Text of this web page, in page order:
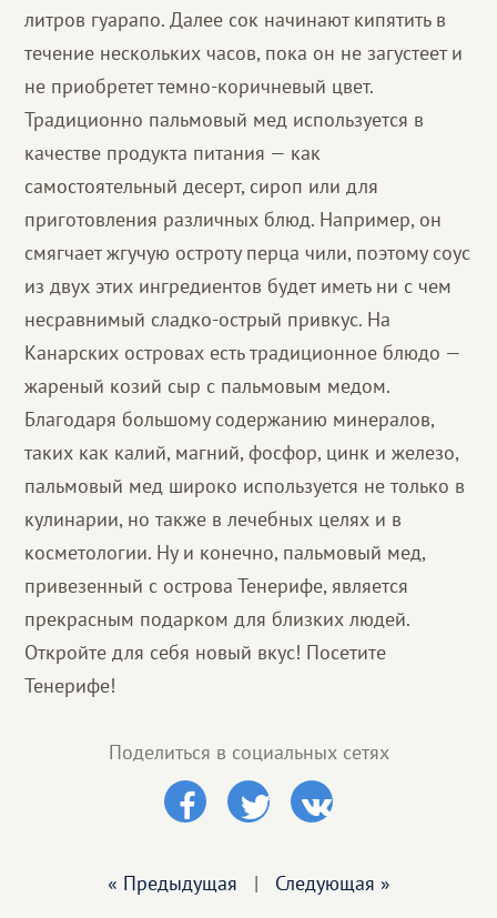
литров гуарапо. Далее сок начинают кипятить в
течение нескольких часов, пока он не загустеет и
не приобретет темно-коричневый цвет.
Традиционно пальмовый мед используется в
качестве продукта питания — как
самостоятельный десерт, сироп или для
приготовления различных блюд. Например, он
смягчает жгучую остроту перца чили, поэтому соус
из двух этих ингредиентов будет иметь ни с чем
несравнимый сладко-острый привкус. На
Канарских островах есть традиционное блюдо —
жареный козий сыр с пальмовым медом.
Благодаря большому содержанию минералов,
таких как калий, магний, фосфор, цинк и железо,
пальмовый мед широко используется не только в
кулинарии, но также в лечебных целях и в
косметологии. Ну и конечно, пальмовый мед,
привезенный с острова Тенерифе, является
прекрасным подарком для близких людей.
Откройте для себя новый вкус! Посетите
Тенерифе!
Поделиться в социальных сетях
« Предыдущая | Следующая »